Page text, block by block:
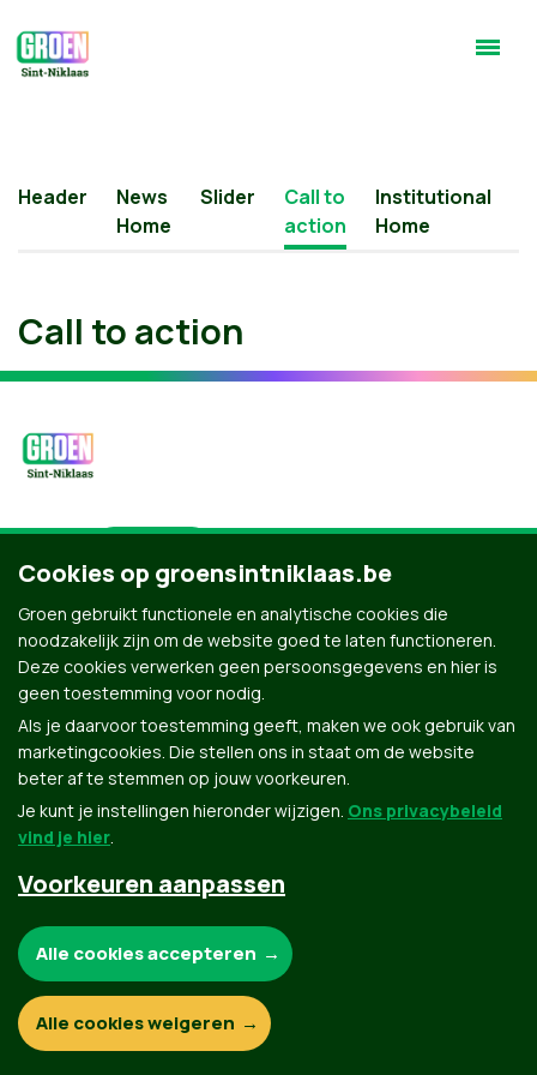
Header
News
Home
Slider
Call to
action
Institutional
Home
Call to action
© Copyright Groen 2026 | Gemaakt metNationBuilder
Contact Privacybeleid
Cookies op groensintniklaas.be
Groen gebruikt functionele en analytische cookies die
noodzakelijk zijn om de website goed te laten functioneren.
Deze cookies verwerken geen persoonsgegevens en hier is
geen toestemming voor nodig.
Als je daarvoor toestemming geeft, maken we ook gebruik van
marketingcookies. Die stellen ons in staat om de website
beter af te stemmen op jouw voorkeuren.
Je kunt je instellingen hieronder wijzigen. Ons privacybeleid
vind je hier.
Voorkeuren aanpassen
Functionele en analytische cookies:
Alle cookies accepteren
Alle cookies weigeren